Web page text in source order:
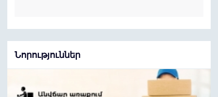
Նորություններ